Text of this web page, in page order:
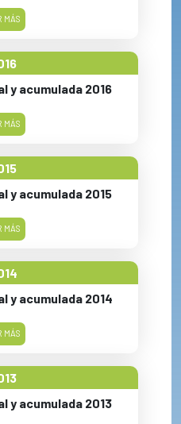
MÁS
y acumulada 2016
MÁS
y acumulada 2015
MÁS
y acumulada 2014
MÁS
y acumulada 2013